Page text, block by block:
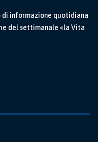
informazione quotidiana
del settimanale «la Vita